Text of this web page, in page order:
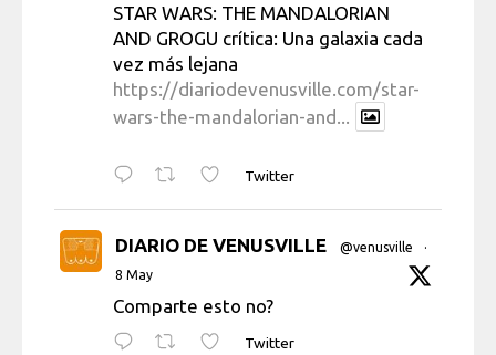
STAR WARS: THE MANDALORIAN
AND GROGU crítica: Una galaxia cada
vez más lejana
https://diariodevenusville.com/star-
wars-the-mandalorian-and...
Twitter
DIARIO DE VENUSVILLE @venusville
·
8 May
Comparte esto no?
Twitter